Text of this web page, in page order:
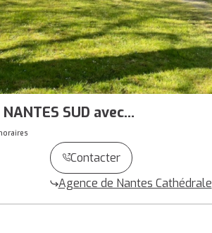
SUD avec
2 hA 2
Contacter
Agence de Nantes Cathédrale